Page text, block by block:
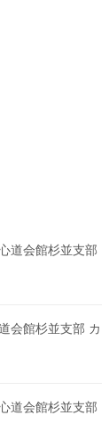
道会館杉並支部
会館杉並支部 カ
道会館杉並支部